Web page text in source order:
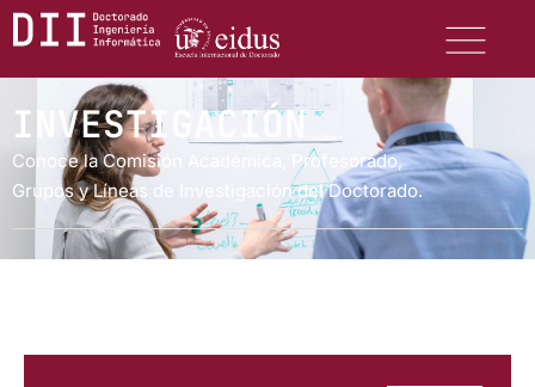
INVESTIGACIÓN
Conoce la Comisión Académica, Profesorado,
Grupos y Líneas de Investigación del Doctorado.